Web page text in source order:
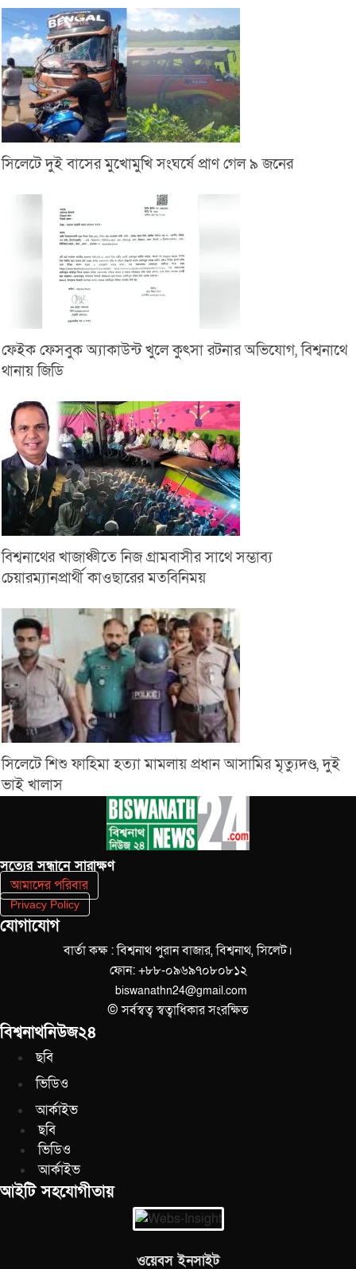
সিলেটে দুই বাসের মুখোমুখি সংঘর্ষে প্রাণ গেল ৯ জনের
ফেইক ফেসবুক অ্যাকাউন্ট খুলে কুৎসা রটনার অভিযোগ, বিশ্বনাথে
থানায় জিডি
বিশ্বনাথের খাজাঞ্চীতে নিজ গ্রামবাসীর সাথে সম্ভাব্য
চেয়ারম্যানপ্রার্থী কাওছারের মতবিনিময়
সিলেটে শিশু ফাহিমা হত্যা মামলায় প্রধান আসামির মৃত্যুদণ্ড, দুই
ভাই খালাস
সত‌্যের সন্ধানে সারাক্ষণ
আমাদের পরিবার
Privacy Policy
যোগাযোগ
বার্তা কক্ষ : বিশ্বনাথ পুরান বাজার, বিশ্বনাথ, সিলেট।
ফোন: +৮৮-০৯৬৯৭০৮০৮১২
biswanathn24@gmail.com
© সর্বস্বত্ব স্বত্বাধিকার সংরক্ষিত
বিশ্বনাথনিউজ২৪
ছবি
ভিডিও
আর্কাইভ
ছবি
ভিডিও
আর্কাইভ
আইটি সহযোগীতায়
ওয়েবস ইনসাইট